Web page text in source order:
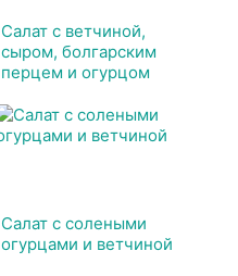
Салат с ветчиной,
сыром, болгарским
перцем и огурцом
Салат с солеными
огурцами и ветчиной